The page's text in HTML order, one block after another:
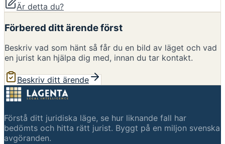
Är detta du?
Förbered ditt ärende först
Beskriv vad som hänt så får du en bild av läget och vad
en jurist kan hjälpa dig med, innan du tar kontakt.
Beskriv ditt ärende
Förstå ditt juridiska läge, se hur liknande fall har
bedömts och hitta rätt jurist. Byggt på en miljon svenska
avgöranden.